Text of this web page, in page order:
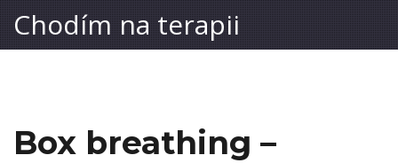
Chodím na terapii
Box breathing –